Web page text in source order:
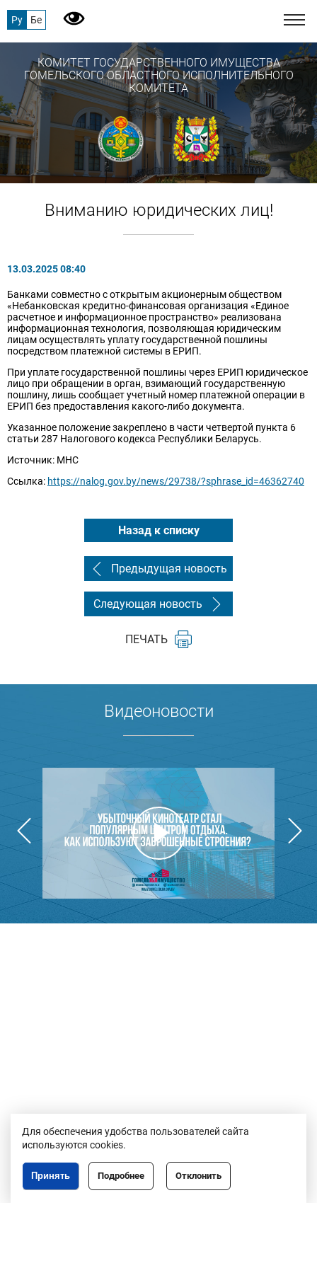
Ру Бе
КОМИТЕТ ГОСУДАРСТВЕННОГО ИМУЩЕСТВА
ГОМЕЛЬСКОГО ОБЛАСТНОГО ИСПОЛНИТЕЛЬНОГО
КОМИТЕТА
Вниманию юридических лиц!
13.03.2025 08:40
Банками совместно с открытым акционерным обществом
«Небанковская кредитно-финансовая организация «Единое
расчетное и информационное пространство» реализована
информационная технология, позволяющая юридическим
лицам осуществлять уплату государственной пошлины
посредством платежной системы в ЕРИП.
При уплате государственной пошлины через ЕРИП юридическое
лицо при обращении в орган, взимающий государственную
пошлину, лишь сообщает учетный номер платежной операции в
ЕРИП без предоставления какого-либо документа.
Указанное положение закреплено в части четвертой пункта 6
статьи 287 Налогового кодекса Республики Беларусь.
Источник: МНС
Ссылка: https://nalog.gov.by/news/29738/?sphrase_id=46362740
Назад к списку
Предыдущая новость
Следующая новость
ПЕЧАТЬ
Видеоновости
Для обеспечения удобства пользователей сайта
используются cookies.
Отклонить
Подробнее
Принять